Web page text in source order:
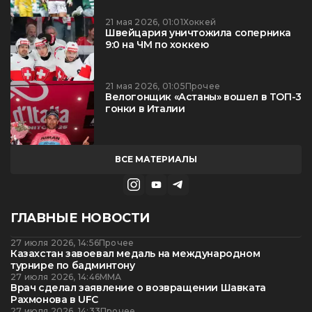
21 мая 2026, 01:01Хоккей
Швейцария уничтожила соперника
9:0 на ЧМ по хоккею
21 мая 2026, 01:05Прочее
Велогонщик «Астаны» вошел в ТОП-3
гонки в Италии
ВСЕ МАТЕРИАЛЫ
ГЛАВНЫЕ НОВОСТИ
27 июля 2026, 14:56Прочее
Казахстан завоевал медаль на международном
турнире по бадминтону
27 июля 2026, 14:46ММА
Врач сделал заявление о возвращении Шавката
Рахмонова в UFC